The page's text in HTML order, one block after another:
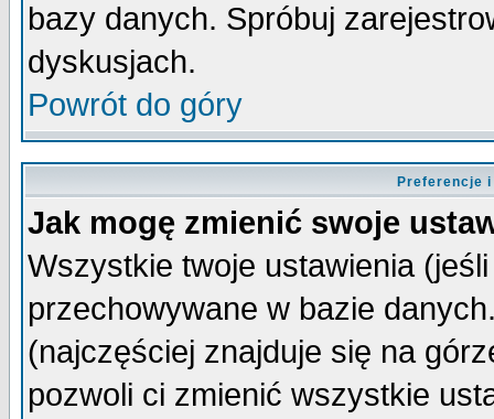
bazy danych. Spróbuj
dyskusjach.
Powrót do góry
Preferencje
Jak mogę zmienić swoje
Wszystkie twoje ustawienia
przechowywane w bazie
(najczęściej znajduje się na
pozwoli ci zmienić wszystkie